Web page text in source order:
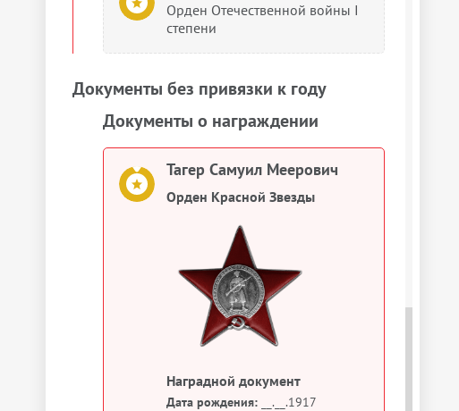
Орден Отечественной войны I
степени
Документы без привязки к году
Документы о награждении
Тагер Самуил Меерович
Орден Красной Звезды
Наградной документ
Дата рождения: __.__.1917